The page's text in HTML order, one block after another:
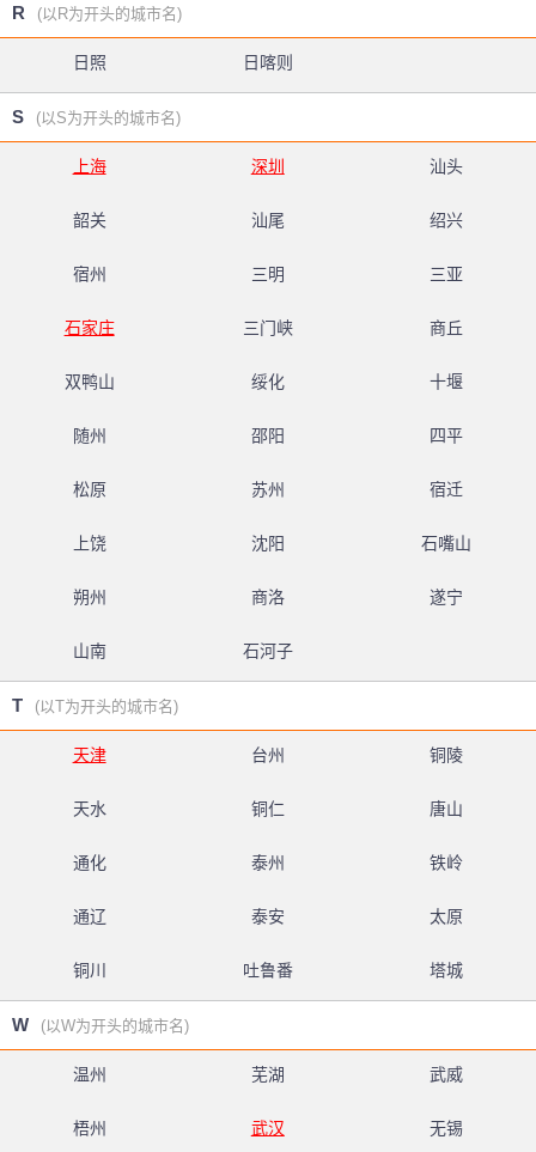
R (以R为开头的城市名)
日照 日喀则
S (以S为开头的城市名)
上海 深圳 汕头
韶关 汕尾 绍兴
宿州 三明 三亚
石家庄 三门峡 商丘
双鸭山 绥化 十堰
随州 邵阳 四平
松原 苏州 宿迁
上饶 沈阳 石嘴山
朔州 商洛 遂宁
山南 石河子
T (以T为开头的城市名)
天津 台州 铜陵
天水 铜仁 唐山
通化 泰州 铁岭
通辽 泰安 太原
铜川 吐鲁番 塔城
W (以W为开头的城市名)
温州 芜湖 武威
梧州 武汉 无锡